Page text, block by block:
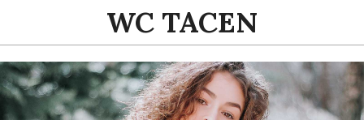
content
WC TACEN
Primary
Navigation
Menu